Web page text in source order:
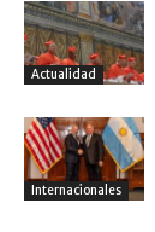
Actualidad
Internacionales